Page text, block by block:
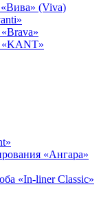
(Viva)
«KANT»
«Ангара»
«In-liner Classic»